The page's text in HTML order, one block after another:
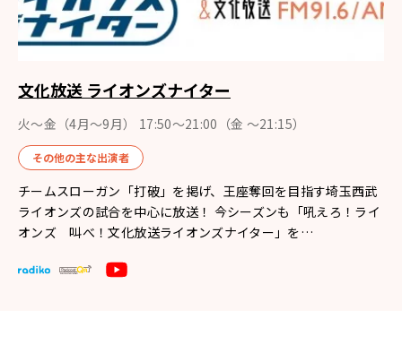
文化放送 ライオンズナイター
火～金（4月〜9月） 17:50～21:00（金 ～21:15）
その他の主な出演者
チームスローガン「打破」を掲げ、王座奪回を目指す埼玉西武
ライオンズの試合を中心に放送！ 今シーズンも「吼えろ！ライ
オンズ 叫べ！文化放送ライオンズナイター」を…